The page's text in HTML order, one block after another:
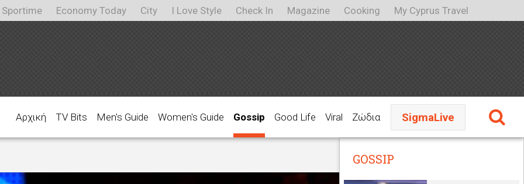
Sportime Economy Today City I Love Style Check In Magazine Cooking My Cyprus Travel
Αρχική TV Bits Men's Guide Women's Guide Gossip Good Life Viral Ζώδια SigmaLive
GOSSIP